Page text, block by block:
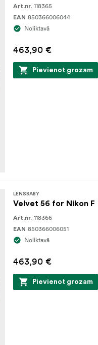
Art.nr. 118365
EAN 850366006044
Noliktavā
463,90 €
Pievienot grozam
LENSBABY
Velvet 56 for Nikon F
Art.nr. 118366
EAN 850366006051
Noliktavā
463,90 €
Pievienot grozam